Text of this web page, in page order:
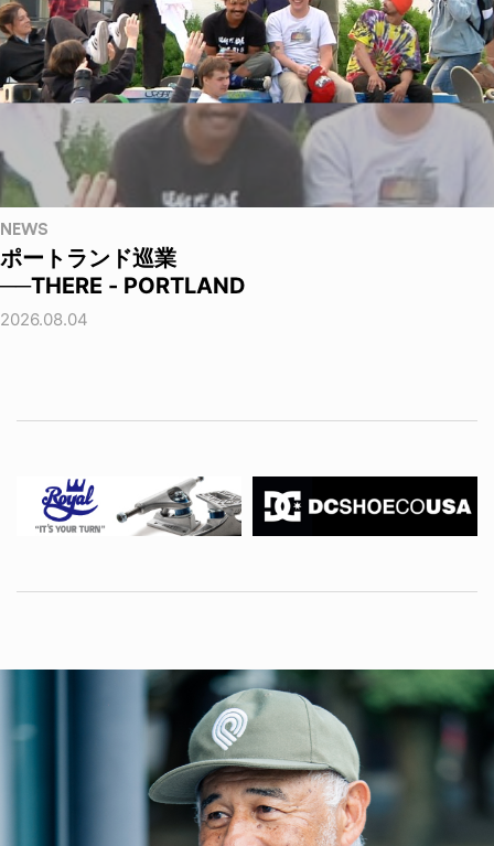
NEWS
ポートランド巡業
──THERE - PORTLAND
2026.08.04